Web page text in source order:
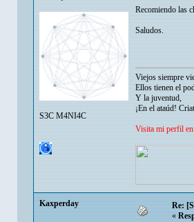
S3C M4NI4C
Recomiendo las
Saludos.
Viejos siempre
Ellos tienen el
Y la juventud,
¡En el ataúd!
Visita mi perfil en
Kaxperday
Re:
«